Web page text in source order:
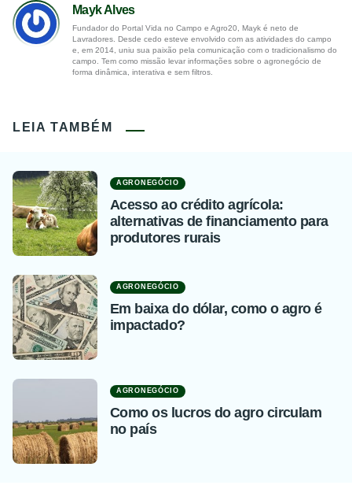
Mayk Alves
Fundador do Portal Vida no Campo e Agro20, Mayk é neto de
Lavradores. Desde cedo esteve envolvido com as atividades do campo
e, em 2014, uniu sua paixão pela comunicação com o tradicionalismo do
campo. Tem como missão levar informações sobre o agronegócio de
forma dinâmica, interativa e sem filtros.
LEIA TAMBÉM
AGRONEGÓCIO
Acesso ao crédito agrícola:
alternativas de financiamento para
produtores rurais
AGRONEGÓCIO
Em baixa do dólar, como o agro é
impactado?
AGRONEGÓCIO
Como os lucros do agro circulam
no país